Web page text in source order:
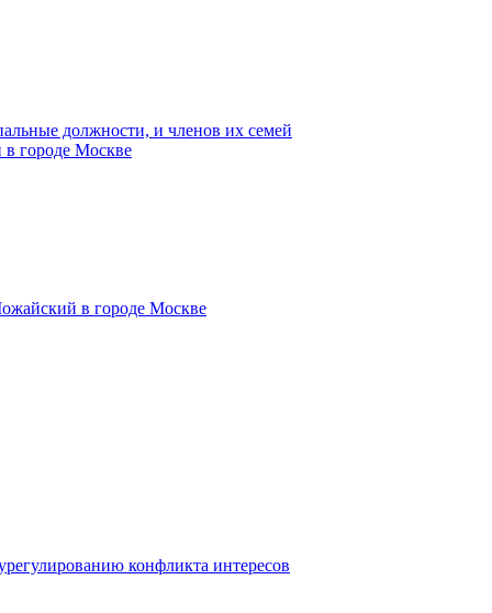
должности, и членов их семей
в городе Москве
в городе Москве
конфликта интересов